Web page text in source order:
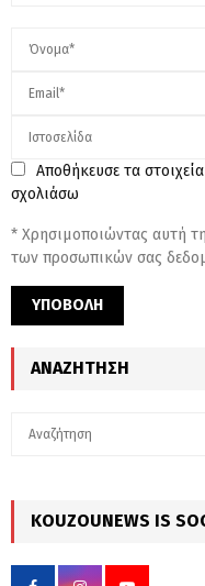
Αποθήκευσε τα
σχολιάσω
* Χρησιμοποιώντας αυτή
των προσωπικών σας
ΑΝΑΖΉΤΗΣΗ
h
f
KOUZOUNEWS IS